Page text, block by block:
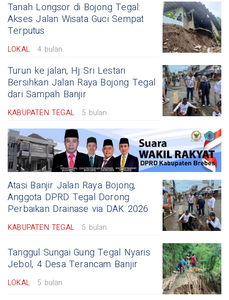
Tanah Longsor di Bojong Tegal:
Akses Jalan Wisata Guci Sempat
Terputus
LOKAL 4 bulan
Turun ke jalan, Hj Sri Lestari
Bersihkan Jalan Raya Bojong Tegal
dari Sampah Banjir
KABUPATEN TEGAL 5 bulan
Atasi Banjir Jalan Raya Bojong,
Anggota DPRD Tegal Dorong
Perbaikan Drainase via DAK 2026
KABUPATEN TEGAL 5 bulan
Tanggul Sungai Gung Tegal Nyaris
Jebol, 4 Desa Terancam Banjir
LOKAL 5 bulan